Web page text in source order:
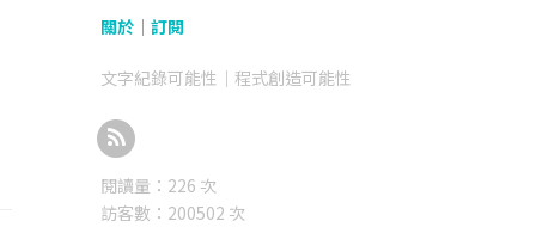
關於｜ 訂閱
文字紀錄可能性｜程式創造可能性
閱讀量： 226 次
訪客數： 200502 次